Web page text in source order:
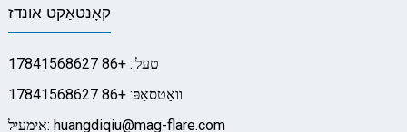
קאָנטאַקט אונדז
טעל.: +86 17841568627
וואַטסאַפּ: +86 17841568627
אימעיל: huangdiqiu@mag-flare.com